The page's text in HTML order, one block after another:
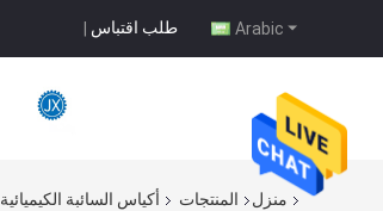
Arabic طلب اقتباس |
منزل المنتجات أكياس السائبة الكيميائية